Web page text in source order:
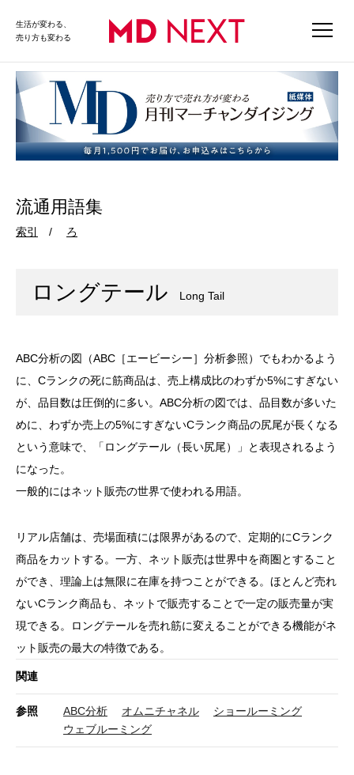
生活が変わる、
売り方も変わる
流通用語集
索引 ろ
ロングテール Long Tail
ABC分析の図（ABC［エービーシー］分析参照）でもわかるよう
に、Cランクの死に筋商品は、売上構成比のわずか5%にすぎない
が、品目数は圧倒的に多い。ABC分析の図では、品目数が多いた
めに、わずか売上の5%にすぎないCランク商品の尻尾が長くなる
という意味で、「ロングテール（長い尻尾）」と表現されるよう
になった。
一般的にはネット販売の世界で使われる用語。
リアル店舗は、売場面積には限界があるので、定期的にCランク
商品をカットする。一方、ネット販売は世界中を商圏とすること
ができ、理論上は無限に在庫を持つことができる。ほとんど売れ
ないCランク商品も、ネットで販売することで一定の販売量が実
現できる。ロングテールを売れ筋に変えることができる機能がネ
ット販売の最大の特徴である。
関連
参照 ABC分析 オムニチャネル
ショールーミング
ウェブルーミング